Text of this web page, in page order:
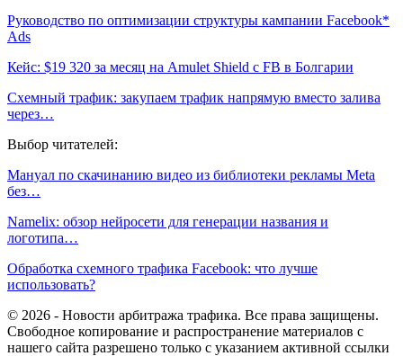
Руководство по оптимизации структуры кампании Facebook*
Ads
Кейс: $19 320 за месяц на Amulet Shield с FB в Болгарии
Схемный трафик: закупаем трафик напрямую вместо залива
через…
Выбор читателей:
Мануал по скачинанию видео из библиотеки рекламы Meta
без…
Namelix: обзор нейросети для генерации названия и
логотипа…
Обработка схемного трафика Facebook: что лучше
использовать?
© 2026 - Новости арбитража трафика. Все права защищены.
Свободное копирование и распространение материалов с
нашего сайта разрешено только с указанием активной ссылки